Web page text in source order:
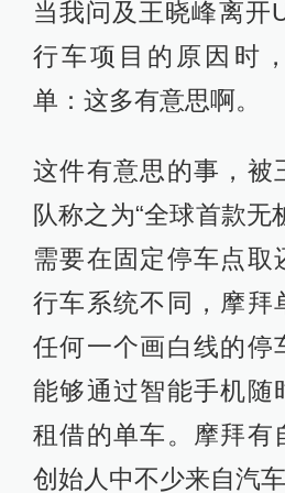
当我问及王晓峰离开
行车项目的原因时
单：这多有意思啊。
这件有意思的事，被
队称之为“全球首款无
需要在固定停车点取
行车系统不同，摩拜
任何一个画白线的停
能够通过智能手机随
租借的单车。摩拜有
创始人中不少来自汽车